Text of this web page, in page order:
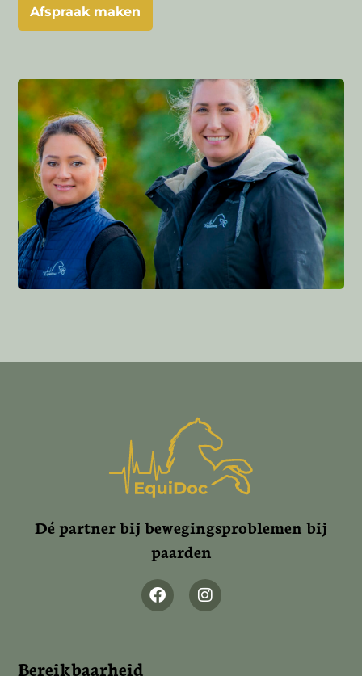
Afspraak maken
Dé partner bij bewegingsproblemen bij
paarden
Bereikbaarheid